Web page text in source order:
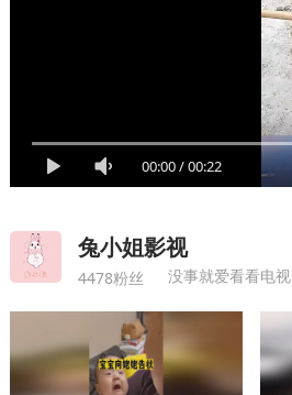
00:00/00:22
兔小姐影视
4478粉丝 没事就爱看看电视